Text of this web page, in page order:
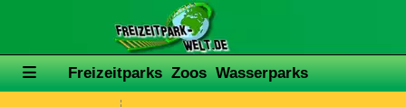
Freizeitparks Zoos Wasserparks